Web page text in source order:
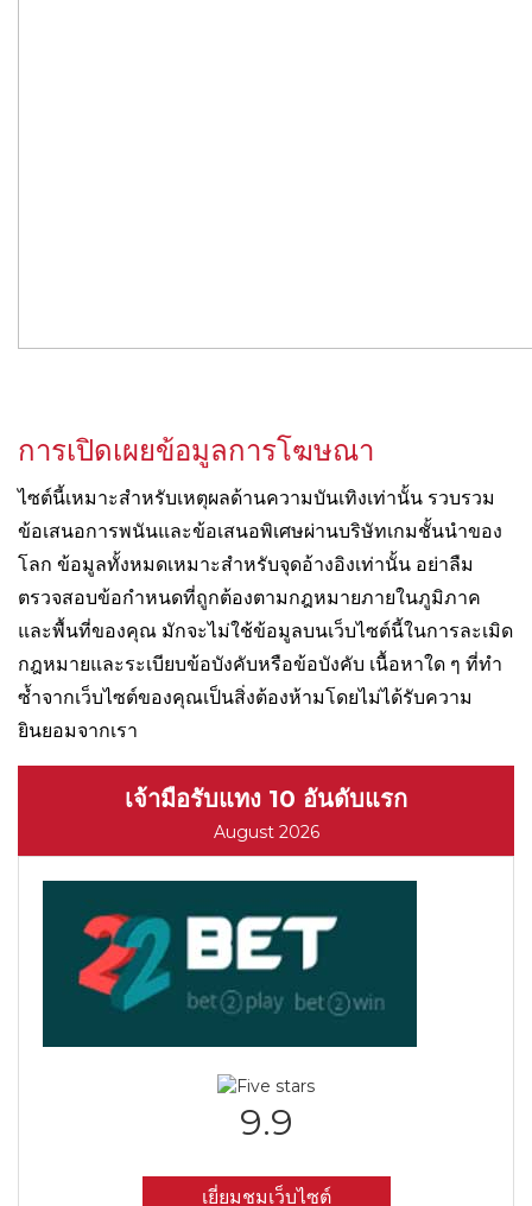
การเปิดเผยข้อมูลการโฆษณา
ไซต์นี้เหมาะสำหรับเหตุผลด้านความบันเทิงเท่านั้น รวบรวม
ข้อเสนอการพนันและข้อเสนอพิเศษผ่านบริษัทเกมชั้นนำของ
โลก ข้อมูลทั้งหมดเหมาะสำหรับจุดอ้างอิงเท่านั้น อย่าลืม
ตรวจสอบข้อกำหนดที่ถูกต้องตามกฎหมายภายในภูมิภาค
และพื้นที่ของคุณ มักจะไม่ใช้ข้อมูลบนเว็บไซต์นี้ในการละเมิด
กฎหมายและระเบียบข้อบังคับหรือข้อบังคับ เนื้อหาใด ๆ ที่ทำ
ซ้ำจากเว็บไซต์ของคุณเป็นสิ่งต้องห้ามโดยไม่ได้รับความ
ยินยอมจากเรา
เจ้ามือรับแทง 10 อันดับแรก
August 2026
9.9
เยี่ยมชมเว็บไซต์